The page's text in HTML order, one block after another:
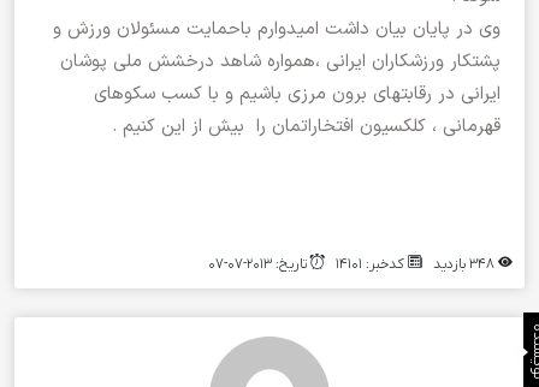
وی در پایان بیان داشت امیدوارم باحمایت مسئولان ورزش و
پشتکار ورزشکاران ایرانی ،همواره شاهد درخشش ملی پوشان
ایرانی در رقابتهای برون مرزی باشیم و با کسب سکوهای
قهرمانی ، کلکسیون افتخاراتمان را بیش از این کنیم .
کدخبر: 14101 تاریخ: 2013-07-07